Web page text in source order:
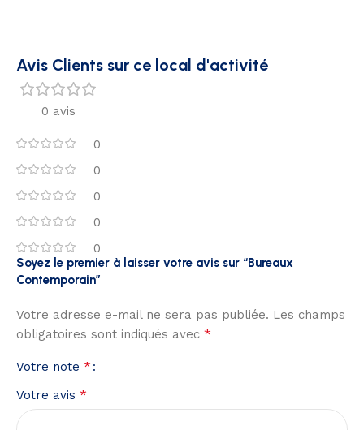
Avis Clients sur ce local d'activité
0 avis
0
0
0
0
0
Soyez le premier à laisser votre avis sur “Bureaux
Contemporain”
Votre adresse e-mail ne sera pas publiée. Les champs
obligatoires sont indiqués avec *
Votre note *
Votre avis *